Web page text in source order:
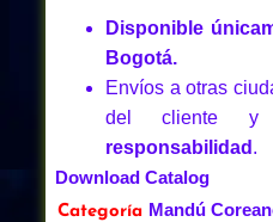
Disponible
Bogotá.
Envíos a otras
del cliente
responsabilidad .
Download Catalog
Categoría Mandú